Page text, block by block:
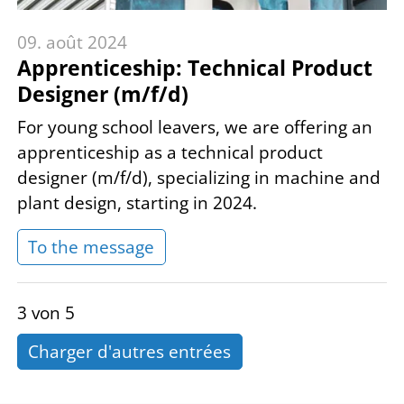
09. août 2024
Apprenticeship: Technical Product
Designer (m/f/d)
For young school leavers, we are offering an
apprenticeship as a technical product
designer (m/f/d), specializing in machine and
plant design, starting in 2024.
To the message
3 von 5
Charger d'autres entrées